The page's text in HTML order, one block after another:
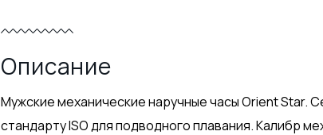
Описание
Мужские механические наручные часы Orient Star.
стандарту ISO для подводного плавания. Калибр